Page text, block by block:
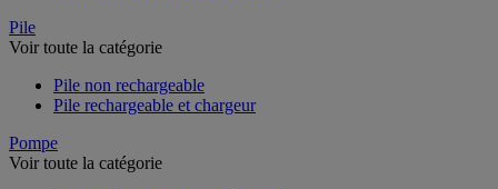
Pile
Voir toute la catégorie
Pile non rechargeable
Pile rechargeable et chargeur
Pompe
Voir toute la catégorie